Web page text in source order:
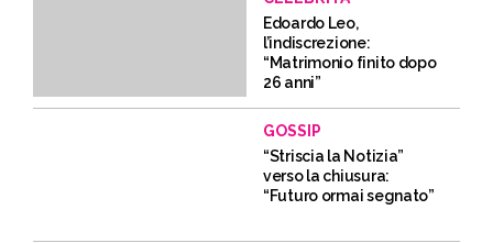
Edoardo Leo,
l’indiscrezione:
“Matrimonio finito dopo
26 anni”
GOSSIP
“Striscia la Notizia”
verso la chiusura:
“Futuro ormai segnato”